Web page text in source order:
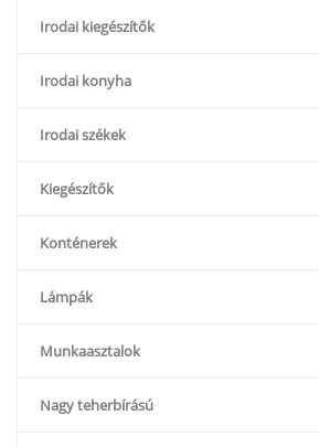
Irodai kiegészítők
Irodai konyha
Irodai székek
Kiegészítők
Konténerek
Lámpák
Munkaasztalok
Nagy teherbírású